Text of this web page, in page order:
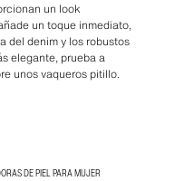
un look
un toque inmediato,
del denim y los robustos
elegante, prueba a
unos vaqueros pitillo.
DE PIEL PARA MUJER